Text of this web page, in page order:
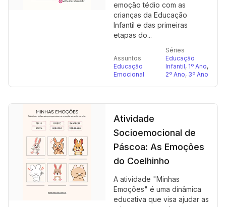
emoção tédio com as
crianças da Educação
Infantil e das primeiras
etapas do...
Assuntos
Educação
Emocional
Séries
Educação
Infantil, 1º Ano,
2º Ano, 3º Ano
Atividade
Socioemocional de
Páscoa: As Emoções
do Coelhinho
A atividade "Minhas
Emoções" é uma dinâmica
educativa que visa ajudar as